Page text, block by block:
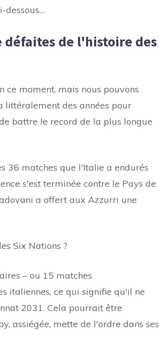
dessous…
défaites de l'histoire des
ce moment, mais nous pouvons
littéralement des années pour
battre le record de la plus longue
36 matches que l'Italie a endurés
s'est terminée contre le Pays de
a offert aux Azzurri une
Six Nations ?
– ou 15 matches
italiennes, ce qui signifie qu'il ne
2031. Cela pourrait être
assiégée, mette de l'ordre dans ses